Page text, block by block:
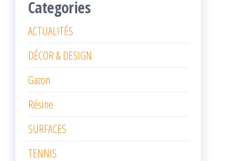
Categories
ACTUALITÉS
DÉCOR & DESIGN
Gazon
Résine
SURFACES
TENNIS